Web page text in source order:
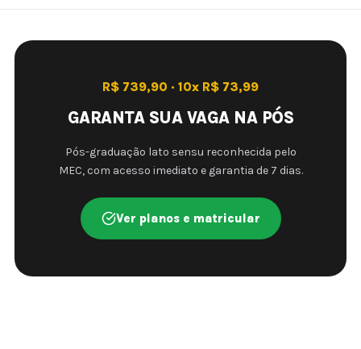
R$ 739,90 · 10x R$ 73,99
GARANTA SUA VAGA NA PÓS
Pós-graduação lato sensu reconhecida pelo
MEC, com acesso imediato e garantia de 7 dias.
Ver planos e matricular